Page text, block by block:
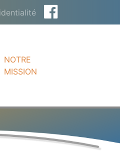
NOTRE
MISSION